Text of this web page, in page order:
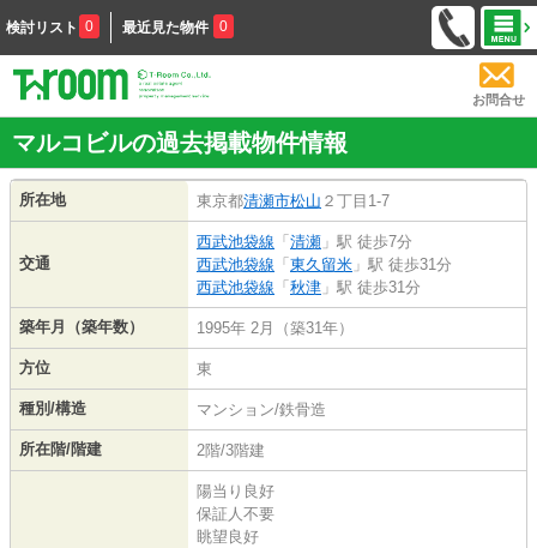
検討リスト 0 最近見た物件 0
お問合せ
マルコビルの過去掲載物件情報
所在地 東京都清瀬市松山 ２丁目1-7
交通
西武池袋線 「 清瀬 」駅 徒歩7分
西武池袋線 「 東久留米 」駅 徒歩31分
西武池袋線 「 秋津 」駅 徒歩31分
築年月（築年数） 1995年 2月（築31年）
方位 東
種別/構造 マンション/鉄骨造
所在階/階建 2階/3階建
陽当り良好
保証人不要
眺望良好